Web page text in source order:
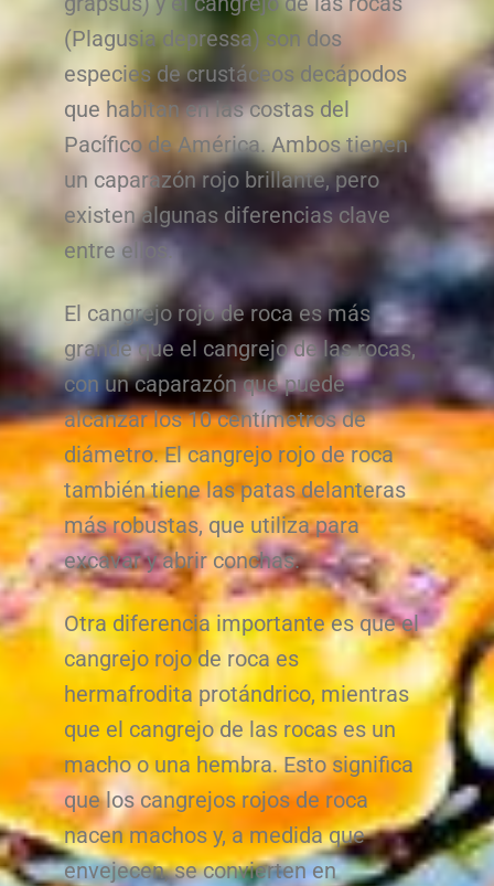
(Plagusia depressa) son dos
especies de crustáceos decápodos
que habitan en las costas del
Pacífico de América. Ambos tienen
un caparazón rojo brillante, pero
existen algunas diferencias clave
entre ellos.
El cangrejo rojo de roca es más
grande que el cangrejo de las rocas,
con un caparazón que puede
alcanzar los 10 centímetros de
diámetro. El cangrejo rojo de roca
también tiene las patas delanteras
más robustas, que utiliza para
excavar y abrir conchas.
Otra diferencia importante es que el
cangrejo rojo de roca es
hermafrodita protándrico, mientras
que el cangrejo de las rocas es un
macho o una hembra. Esto significa
que los cangrejos rojos de roca
nacen machos y, a medida que
envejecen, se convierten en